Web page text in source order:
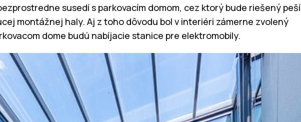
susedí s parkovacím domom, cez ktorý bude riešený peší
montážnej haly. Aj z toho dôvodu bol v interiéri zámerne zvolený
dome budú nabíjacie stanice pre elektromobily.